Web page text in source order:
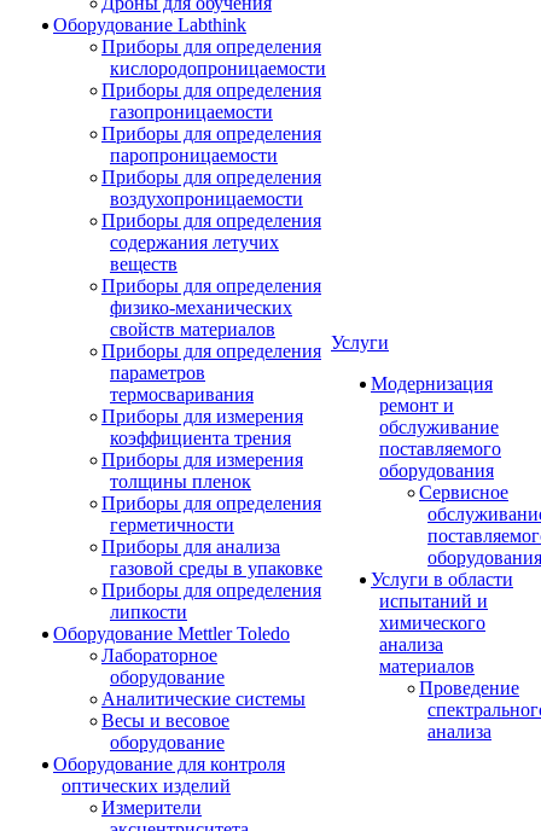
Оборудование Labthink
Приборы для определения
кислородопроницаемости
Приборы для определения
газопроницаемости
Приборы для определения
паропроницаемости
Приборы для определения
воздухопроницаемости
Приборы для определения
содержания летучих
веществ
Приборы для определения
физико-механических
свойств материалов
Приборы для определения
параметров
термосваривания
Приборы для измерения
коэффициента трения
Приборы для измерения
толщины пленок
Приборы для определения
герметичности
Приборы для анализа
газовой среды в упаковке
Приборы для определения
липкости
Оборудование Mettler Toledo
Лабораторное
оборудование
Аналитические системы
Весы и весовое
оборудование
Оборудование для контроля
оптических изделий
Измерители
Услуги
Модернизация
ремонт и
обслуживание
поставляемого
оборудования
Сервисное
оборудования
Услуги в области
испытаний и
химического
анализа
материалов
Проведение
анализа